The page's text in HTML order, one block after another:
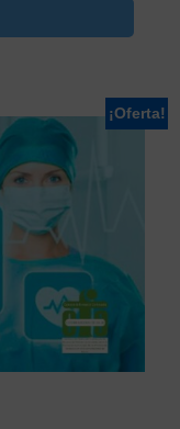
¡Oferta!